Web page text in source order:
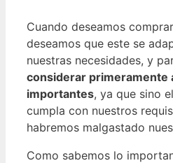
Cuando deseamos
deseamos que este se
nuestras necesidades, y
considerar primeramente
importantes, ya que sino
cumpla con nuestros
habremos malgastado
Como sabemos lo